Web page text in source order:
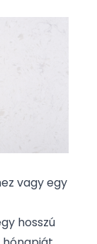
vagy egy
hosszú